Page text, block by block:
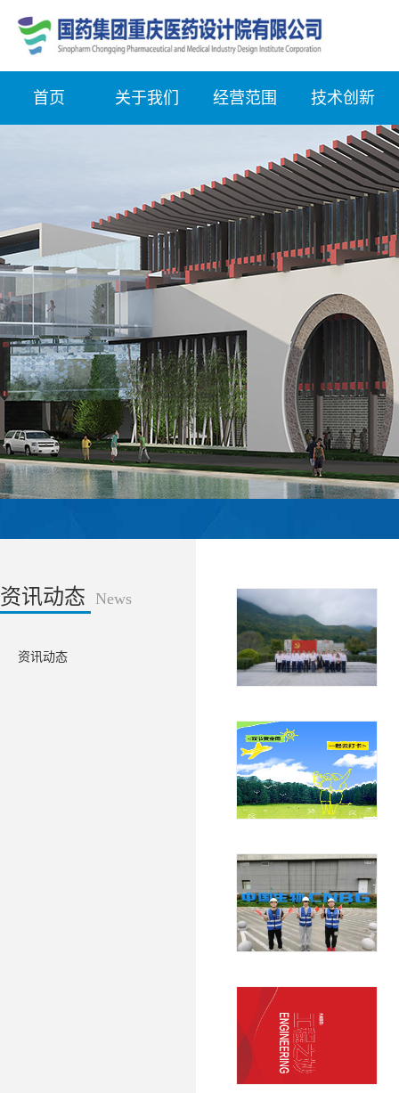
首页 关于我们 经营范围 技术创新
资讯动态 News
资讯动态